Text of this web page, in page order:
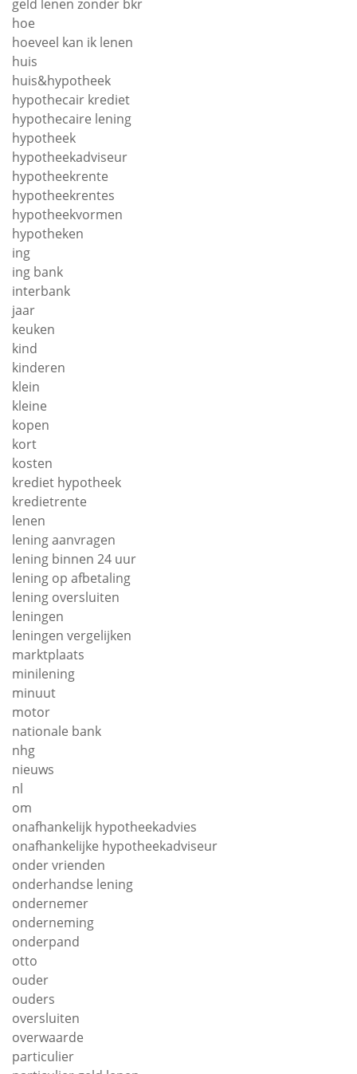
geld lenen zonder bkr
hoe
hoeveel kan ik lenen
huis
huis&hypotheek
hypothecair krediet
hypothecaire lening
hypotheek
hypotheekadviseur
hypotheekrente
hypotheekrentes
hypotheekvormen
hypotheken
ing
ing bank
interbank
jaar
keuken
kind
kinderen
klein
kleine
kopen
kort
kosten
krediet hypotheek
kredietrente
lenen
lening aanvragen
lening binnen 24 uur
lening op afbetaling
lening oversluiten
leningen
leningen vergelijken
marktplaats
minilening
minuut
motor
nationale bank
nhg
nieuws
nl
om
onafhankelijk hypotheekadvies
onafhankelijke hypotheekadviseur
onder vrienden
onderhandse lening
ondernemer
onderneming
onderpand
otto
ouder
ouders
oversluiten
overwaarde
particulier